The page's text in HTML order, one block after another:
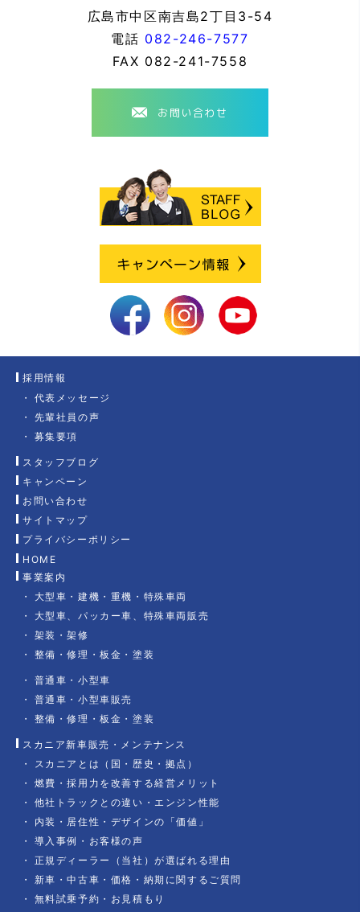
広島市中区南吉島2丁目3-54
電話 082-246-7577
FAX 082-241-7558
お問い合わせ
HOME
事業案内
大型車・建機・重機・特殊車両
大型車、パッカー車、特殊車両販売
架装・架修
整備・修理・板金・塗装
普通車・小型車
普通車・小型車販売
整備・修理・板金・塗装
スカニア新車販売・メンテナンス
スカニアとは（国・歴史・拠点）
燃費・採用力を改善する経営メリット
他社トラックとの違い・エンジン性能
内装・居住性・デザインの「価値」
導入事例・お客様の声
正規ディーラー（当社）が選ばれる理由
新車・中古車・価格・納期に関するご質問
無料試乗予約・お見積もり
採用情報
代表メッセージ
先輩社員の声
募集要項
スタッフブログ
キャンペーン
お問い合わせ
サイトマップ
プライバシーポリシー